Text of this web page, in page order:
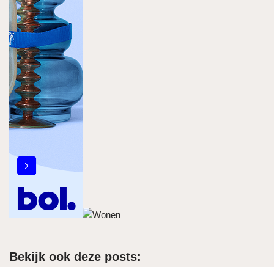
Bekijk ook deze posts: